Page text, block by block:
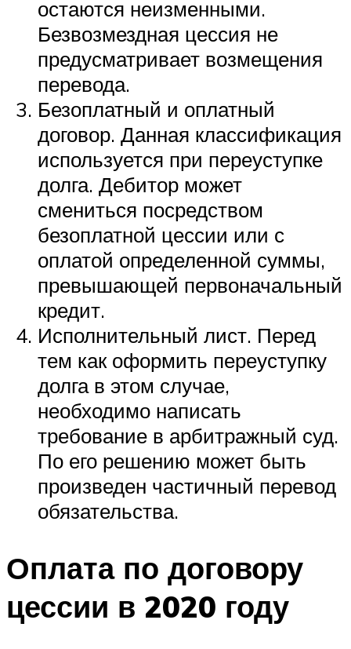
остаются неизменными.
Безвозмездная цессия не
предусматривает возмещения
перевода.
Безоплатный и оплатный
договор. Данная классификация
используется при переуступке
долга. Дебитор может
смениться посредством
безоплатной цессии или с
оплатой определенной суммы,
превышающей первоначальный
кредит.
Исполнительный лист. Перед
тем как оформить переуступку
долга в этом случае,
необходимо написать
требование в арбитражный суд.
По его решению может быть
произведен частичный перевод
обязательства.
Оплата по договору
цессии в 2020 году